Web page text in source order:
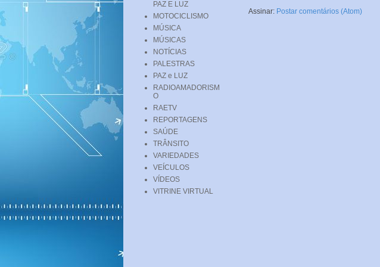
Assinar: Postar comentários (Atom)
PAZ E LUZ
MOTOCICLISMO
MÚSICA
MÚSICAS
NOTÍCIAS
PALESTRAS
PAZ e LUZ
RADIOAMADORISM
O
RAETV
REPORTAGENS
SAÚDE
TRÂNSITO
VARIEDADES
VEÍCULOS
VÍDEOS
VITRINE VIRTUAL